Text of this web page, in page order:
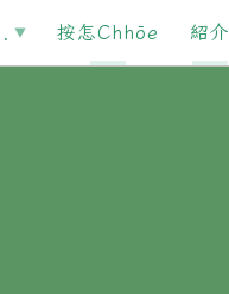
按怎Chhōe 紹介